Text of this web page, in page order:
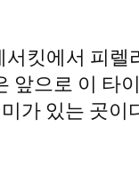
킷에서 피
으로 이 타
가 있는 곳이